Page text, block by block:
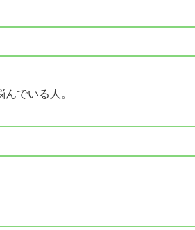
でいる人。